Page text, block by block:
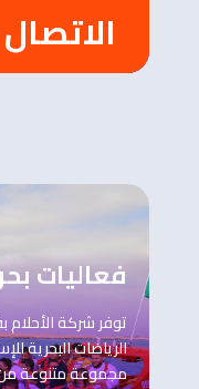
الاتصال
فعاليات
توفر شركة الأحلام
الرياضات البحرية
مجموعة متنوعة من